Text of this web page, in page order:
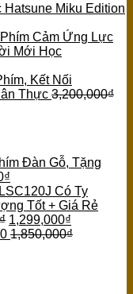
Miku Edition
Cảm Ứng Lực
Mới Học
Kết Nối
Thực 3,200,000₫
Đàn Gỗ, Tặng
₫
Có Ty
Tốt + Giá Rẻ
₫ 1,299,000₫
1,850,000₫